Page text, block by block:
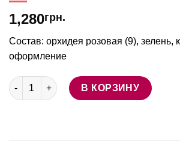
1,280грн.
Состав: орхидея розовая (9), зелень,
оформление
Количество товара Коробочка
В КОРЗИНУ